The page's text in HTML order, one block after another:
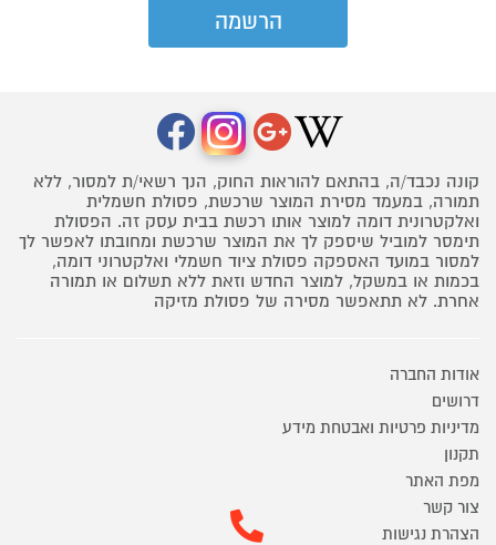
קונה נכבד/ה, בהתאם להוראות החוק, הנך רשאי/ת למסור, ללא
תמורה, במעמד מסירת המוצר שרכשת, פסולת חשמלית
ואלקטרונית דומה למוצר אותו רכשת בבית עסק זה. הפסולת
תימסר למוביל שיספק לך את המוצר שרכשת ומחובתו לאפשר לך
למסור במועד האספקה פסולת ציוד חשמלי ואלקטרוני דומה,
בכמות או במשקל, למוצר החדש וזאת ללא תשלום או תמורה
אחרת. לא תתאפשר מסירה של פסולת מזיקה
אודות החברה
דרושים
מדיניות פרטיות ואבטחת מידע
תקנון
מפת האתר
צור קשר
הצהרת נגישות